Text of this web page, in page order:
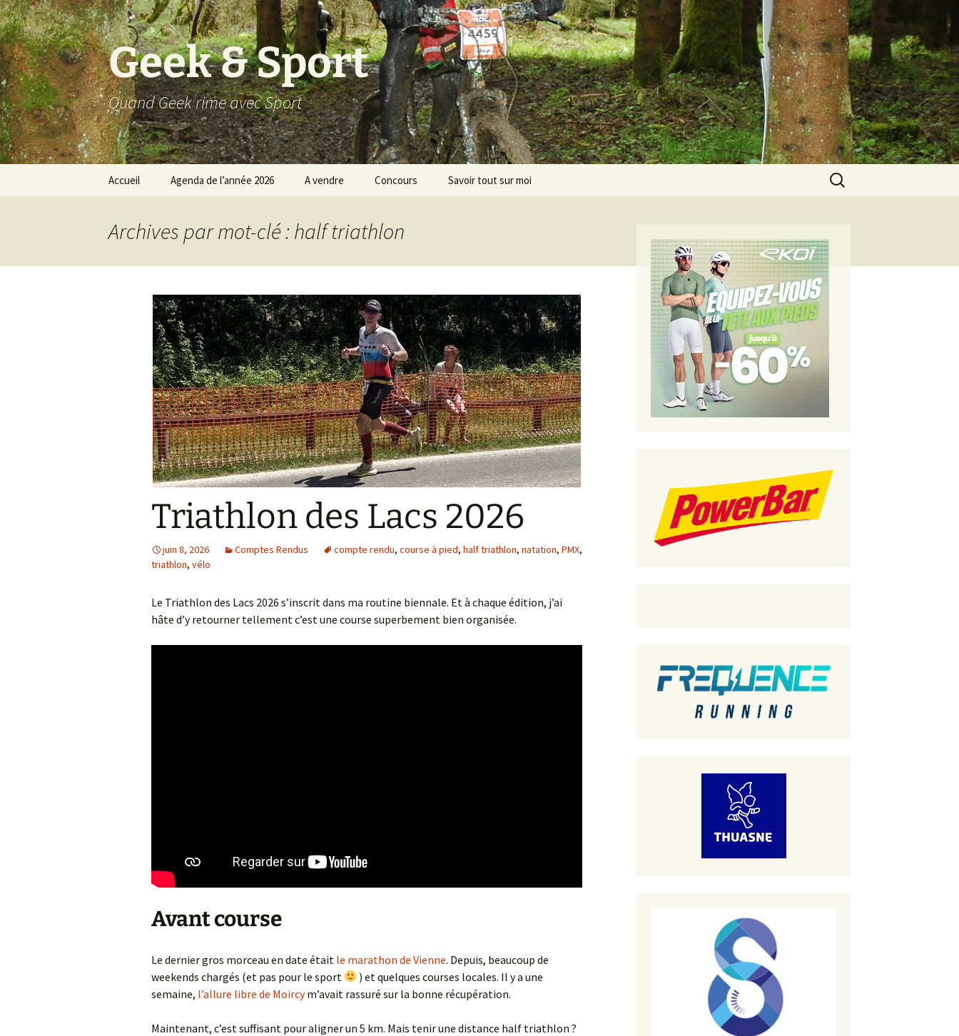
Aller
au
contenu
Geek & Sport
Quand Geek rime avec Sport
Accueil Agenda de l’année 2026
Résultats 2024
Résultats 2022
Résultats 2021
Résultats 2020
Résultats 2019
Résultats 2018
Résultats 2017
Résultats 2015
Résultats 2016
Comptes Rendus
A vendre Concours Savoir tout sur moi
Rechercher :
Archives par mot-clé : half triathlon
Triathlon des Lacs 2026
juin 8, 2026 Comptes Rendus compte rendu, course à pied, half triathlon, natation, PMX,
triathlon, vélo
Le Triathlon des Lacs 2026 s’inscrit dans ma routine biennale. Et à chaque édition, j’ai
hâte d’y retourner tellement c’est une course superbement bien organisée.
Avant course
Le dernier gros morceau en date était le marathon de Vienne. Depuis, beaucoup de
weekends chargés (et pas pour le sport
) et quelques courses locales. Il y a une
semaine, l’allure libre de Moircym’avait rassuré sur la bonne récupération.
Maintenant, c’est suffisant pour aligner un 5 km. Mais tenir une distance half triathlon ?